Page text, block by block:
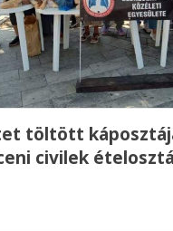
töltött
civilek